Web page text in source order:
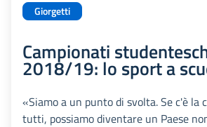
Giorgetti
Campionati
2018/19: lo sport a
«Siamo a un punto di svolta. Se c'è la
tutti, possiamo diventare un Paese